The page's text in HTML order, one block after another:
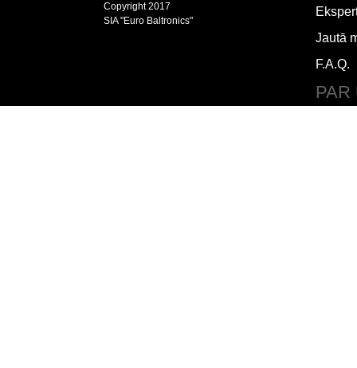
Copyright 2017
SIA "Euro Baltronics"
Jautā
F.A.Q.
PAR